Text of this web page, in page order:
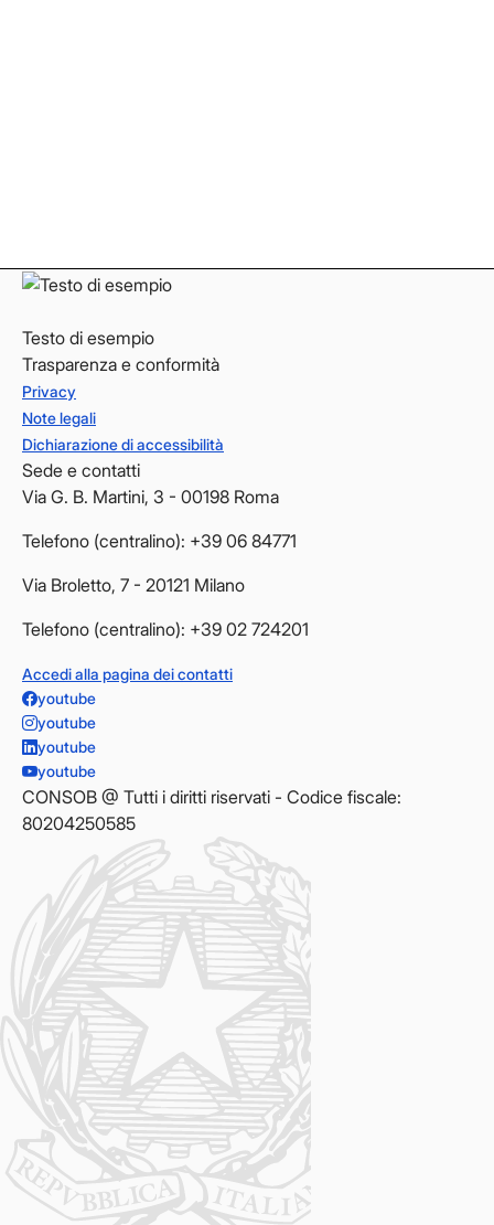
Testo di esempio
Trasparenza e conformità
Privacy
Note legali
Dichiarazione di accessibilità
Sede e contatti
Via G. B. Martini, 3 - 00198 Roma
Telefono (centralino): +39 06 84771
Via Broletto, 7 - 20121 Milano
Telefono (centralino): +39 02 724201
Accedi alla pagina dei contatti
youtube
youtube
youtube
youtube
CONSOB @ Tutti i diritti riservati - Codice fiscale:
80204250585